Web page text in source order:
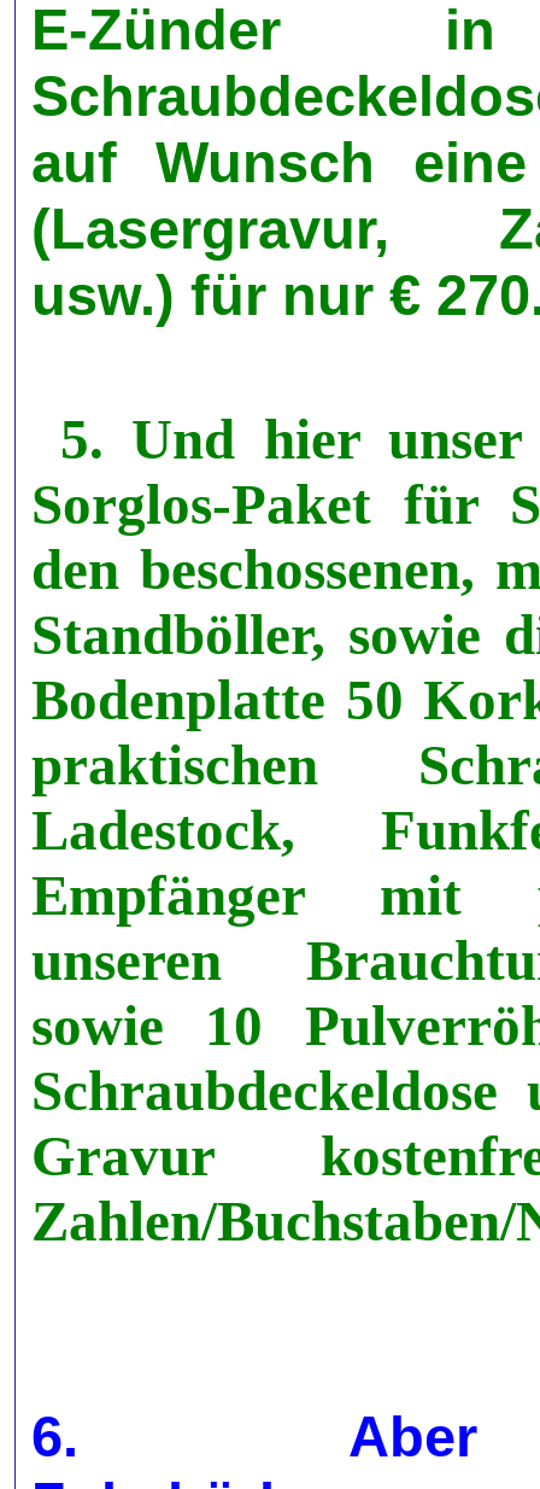
E-Zünder
auf Wunsch
(Lasergravur,
usw.) für nur €
5. Und hier unser
Sorglos-Paket für
den beschossenen,
Standböller, sowie
Bodenplatte 50
praktischen
Ladestock,
Empfänger mit
unseren
sowie 10
Gravur
Zahlen/
6. Aber